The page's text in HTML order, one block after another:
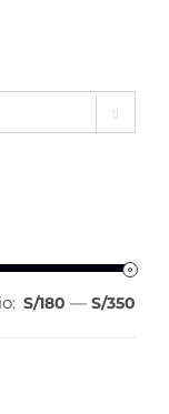

S/180 — S/350